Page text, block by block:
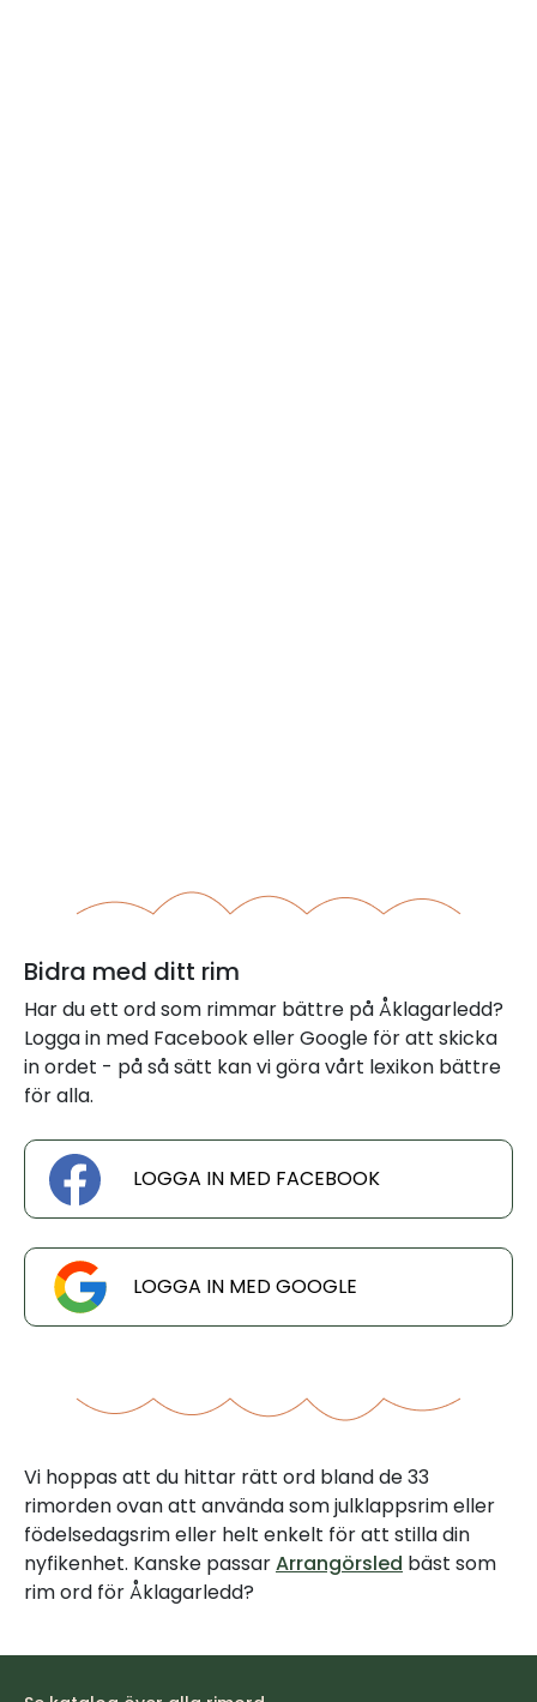
Bidra med ditt rim
Har du ett ord som rimmar bättre på Åklagarledd?
Logga in med Facebook eller Google för att skicka
in ordet - på så sätt kan vi göra vårt lexikon bättre
för alla.
LOGGA IN MED FACEBOOK
LOGGA IN MED GOOGLE
Vi hoppas att du hittar rätt ord bland de 33
rimorden ovan att använda som julklappsrim eller
födelsedagsrim eller helt enkelt för att stilla din
nyfikenhet. Kanske passarArrangörsled bäst som
rim ord för Åklagarledd?